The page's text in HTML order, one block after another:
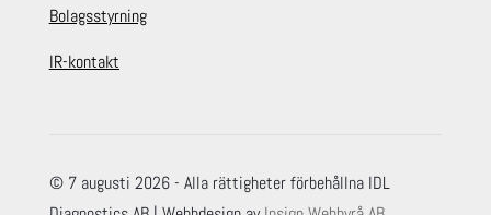
Bolagsstyrning
IR-kontakt
© 7 augusti 2026 - Alla rättigheter förbehållna IDL